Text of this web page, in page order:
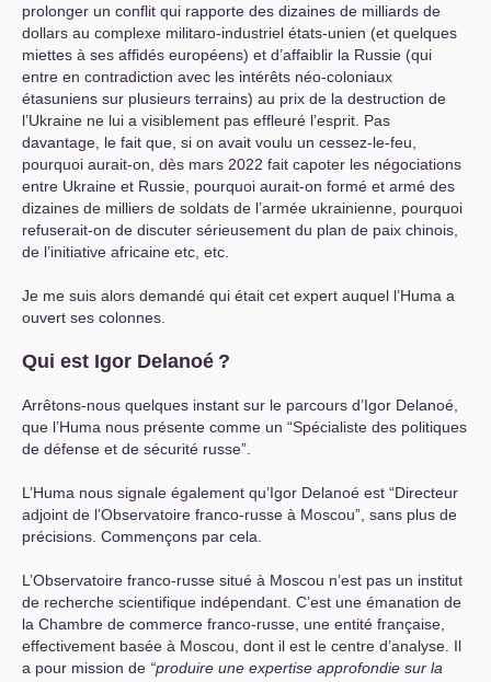
prolonger un conflit qui rapporte des dizaines de milliards de
dollars au complexe militaro-industriel états-unien (et quelques
miettes à ses affidés européens) et d’affaiblir la Russie (qui
entre en contradiction avec les intérêts néo-coloniaux
étasuniens sur plusieurs terrains) au prix de la destruction de
l’Ukraine ne lui a visiblement pas effleuré l’esprit. Pas
davantage, le fait que, si on avait voulu un cessez-le-feu,
pourquoi aurait-on, dès mars 2022 fait capoter les négociations
entre Ukraine et Russie, pourquoi aurait-on formé et armé des
dizaines de milliers de soldats de l’armée ukrainienne, pourquoi
refuserait-on de discuter sérieusement du plan de paix chinois,
de l’initiative africaine etc, etc.
Je me suis alors demandé qui était cet expert auquel l’Huma a
ouvert ses colonnes.
Qui est Igor Delanoé ?
Arrêtons-nous quelques instant sur le parcours d’Igor Delanoé,
que l’Huma nous présente comme un “Spécialiste des politiques
de défense et de sécurité russe”.
L’Huma nous signale également qu’Igor Delanoé est “Directeur
adjoint de l’Observatoire franco-russe à Moscou”, sans plus de
précisions. Commençons par cela.
L’Observatoire franco-russe situé à Moscou n’est pas un institut
de recherche scientifique indépendant. C’est une émanation de
la Chambre de commerce franco-russe, une entité française,
effectivement basée à Moscou, dont il est le centre d’analyse. Il
a pour mission de “produire une expertise approfondie sur la